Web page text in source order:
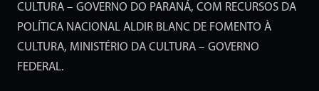
CULTURA – GOVERNO DO PARANÁ, COM RECURSOS DA
POLÍTICA NACIONAL ALDIR BLANC DE FOMENTO À
CULTURA, MINISTÉRIO DA CULTURA – GOVERNO
FEDERAL.